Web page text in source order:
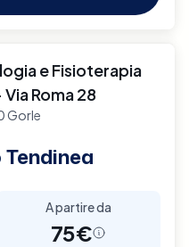
e Fisioterapia
Roma 28
Gorle
A partire da
75€